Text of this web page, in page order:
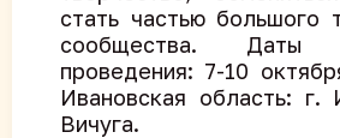
стать частью большого
сообщества.
проведения: 7-10
Ивановская область: г.
Вичуга.